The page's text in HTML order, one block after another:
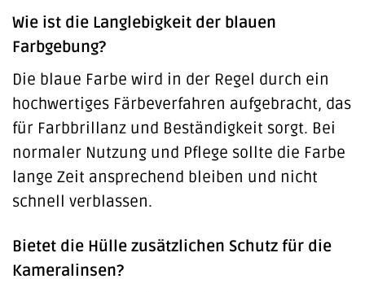
Wie ist die Langlebigkeit der blauen
Farbgebung?
Die blaue Farbe wird in der Regel durch ein
hochwertiges Färbeverfahren aufgebracht, das
für Farbbrillanz und Beständigkeit sorgt. Bei
normaler Nutzung und Pflege sollte die Farbe
lange Zeit ansprechend bleiben und nicht
schnell verblassen.
Bietet die Hülle zusätzlichen Schutz für die
Kameralinsen?